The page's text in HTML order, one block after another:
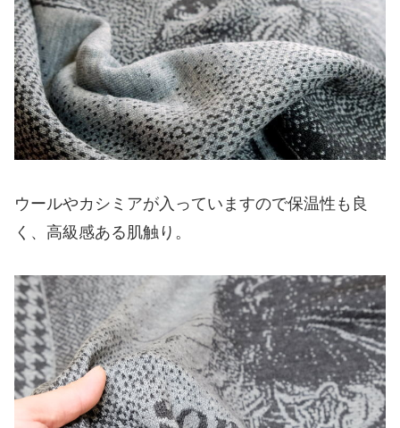
ウールやカシミアが入っていますので保温性も良
く、高級感ある肌触り。